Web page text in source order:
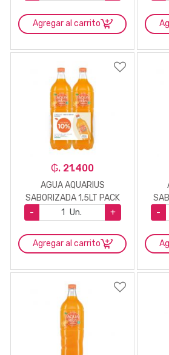
Agregar al carrito
₲. 21.400
AGUA AQUARIUS
SABORIZADA 1,5LT PACK
2UN
- Un. +
Agregar al carrito
-